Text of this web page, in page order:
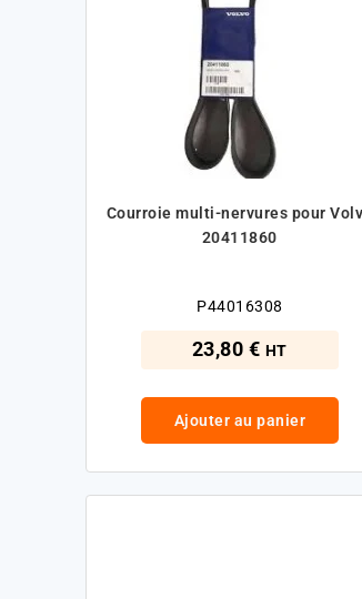
Courroie multi-nervures pour
20411860
P44016308
23,80 € HT
Ajouter au panier